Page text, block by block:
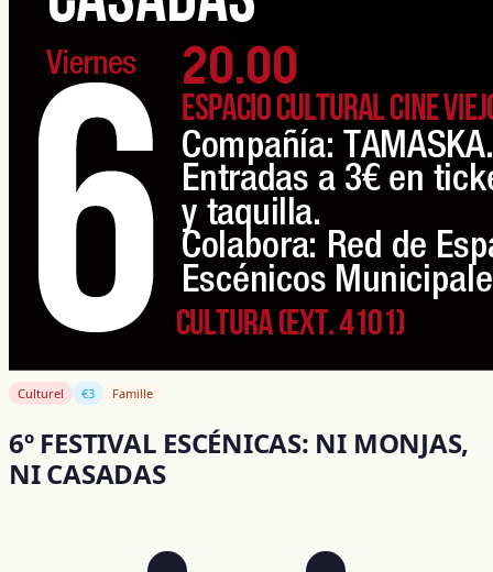
Culturel €3 Famille
6º FESTIVAL ESCÉNICAS: NI MONJAS,
NI CASADAS